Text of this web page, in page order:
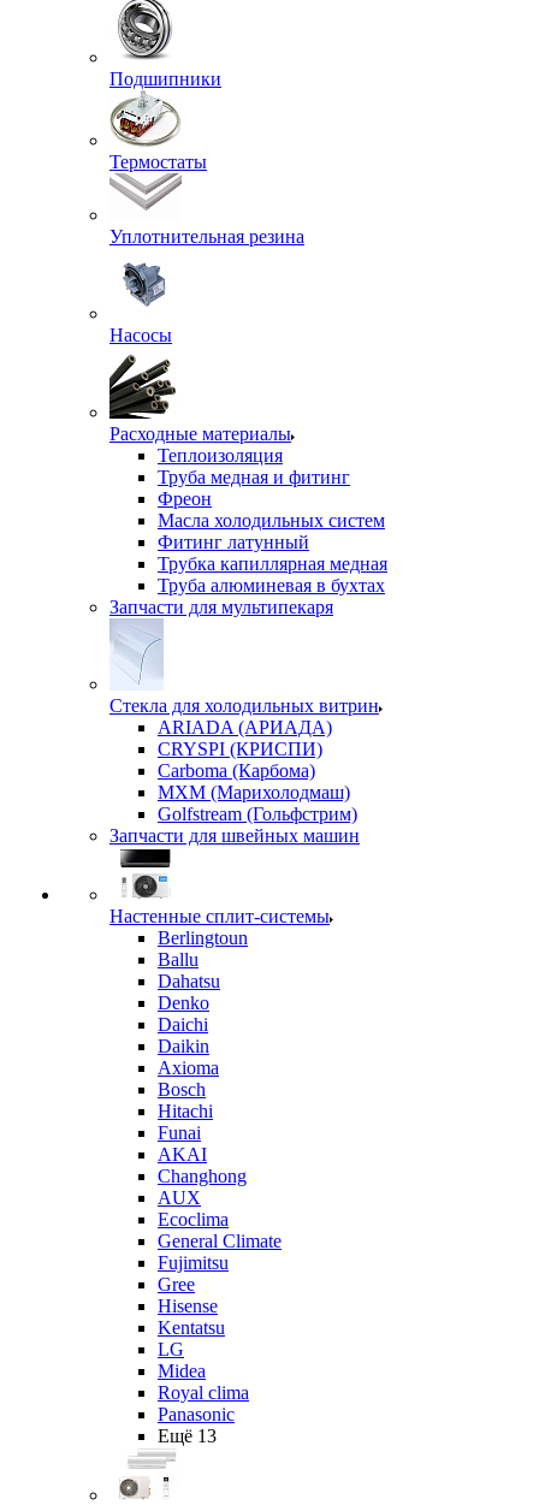
Подшипники
Термостаты
Уплотнительная резина
Насосы
Расходные материалы
Теплоизоляция
Труба медная и фитинг
Фреон
Масла холодильных систем
Фитинг латунный
Трубка капиллярная медная
Труба алюминевая в бухтах
Запчасти для мультипекаря
Стекла для холодильных витрин
ARIADA (АРИАДА)
CRYSPI (КРИСПИ)
Carboma (Карбома)
MXM (Марихолодмаш)
Golfstream (Гольфстрим)
Запчасти для швейных машин
Настенные сплит-системы
Berlingtoun
Ballu
Dahatsu
Denko
Daichi
Daikin
Axioma
Bosch
Hitachi
Funai
AKAI
Changhong
AUX
Ecoclima
General Climate
Fujimitsu
Gree
Hisense
Kentatsu
LG
Midea
Royal clima
Panasonic
Ещё 13